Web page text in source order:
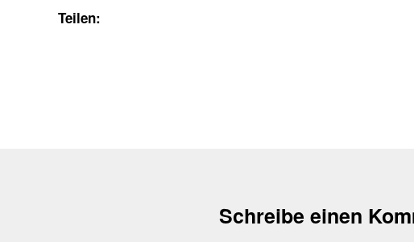
Teilen:
Schreibe einen